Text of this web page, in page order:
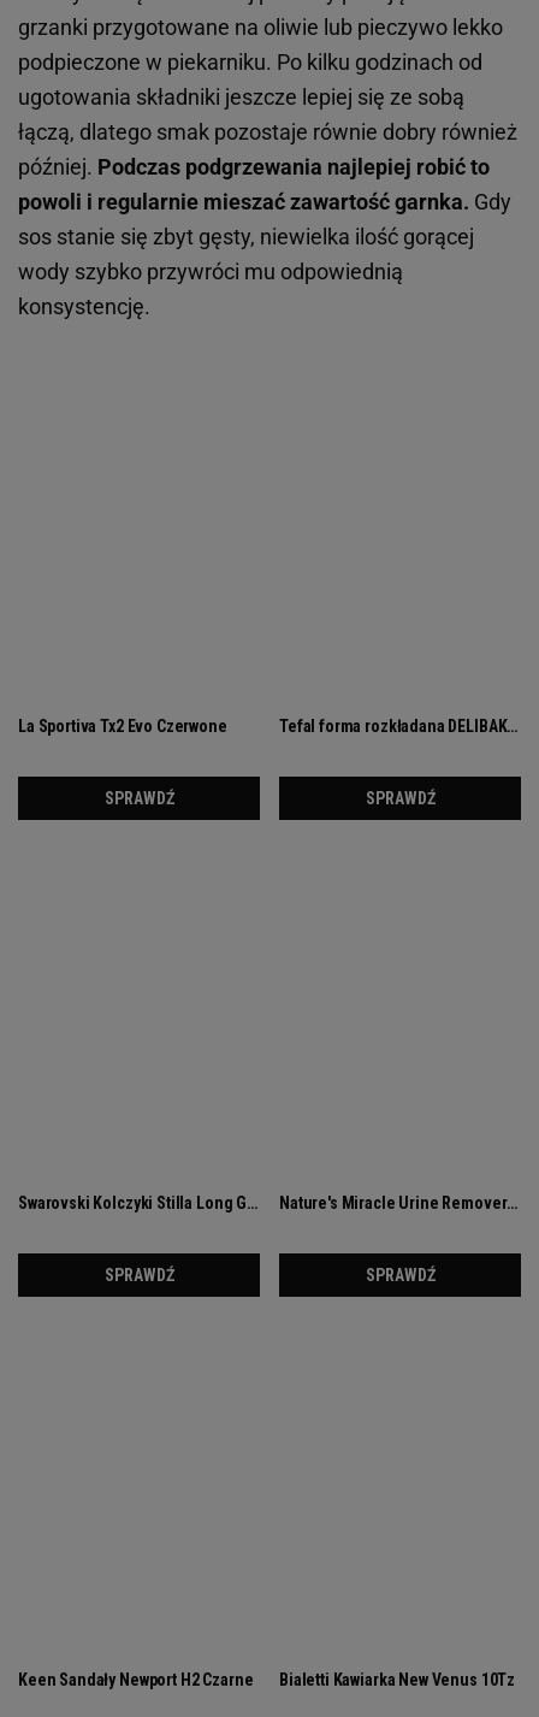
grzanki przygotowane na oliwie lub pieczywo lekko
podpieczone w piekarniku. Po kilku godzinach od
ugotowania składniki jeszcze lepiej się ze sobą
łączą, dlatego smak pozostaje równie dobry również
później. Podczas podgrzewania najlepiej robić to
powoli i regularnie mieszać zawartość garnka. Gdy
sos stanie się zbyt gęsty, niewielka ilość gorącej
wody szybko przywróci mu odpowiednią
konsystencję.